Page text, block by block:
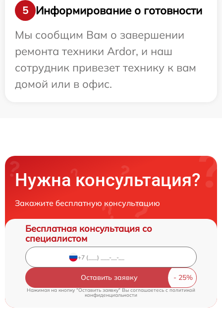
5
Информирование о готовности
Мы сообщим Вам о завершении
ремонта техники Ardor, и наш
сотрудник привезет технику к вам
домой или в офис.
Нужна консультация?
Закажите бесплатную консультацию
Бесплатная консультация со
специалистом
Оставить заявку
Нажимая на кнопку "Оставить заявку" Вы соглашаетесь cполитикой
конфиденциальности